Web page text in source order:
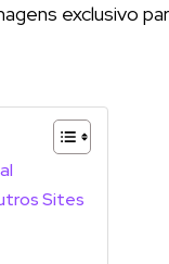
exclusivo
Sites